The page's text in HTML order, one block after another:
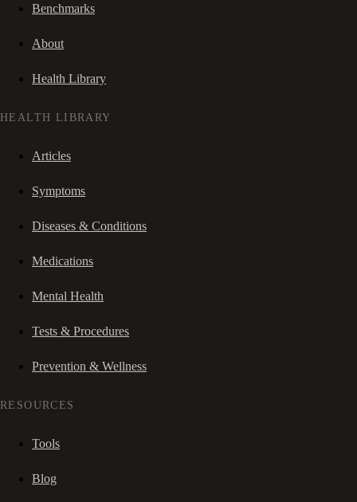
Benchmarks
About
Health Library
HEALTH LIBRARY
Articles
Symptoms
Diseases & Conditions
Medications
Mental Health
Tests & Procedures
Prevention & Wellness
RESOURCES
Tools
Blog